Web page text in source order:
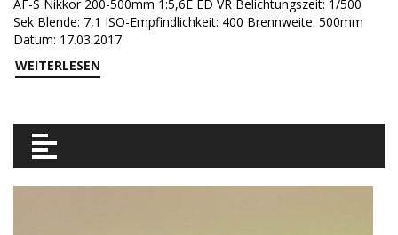
AF-S Nikkor 200-500mm 1:5,6E ED VR Belichtungszeit: 1/500
Sek Blende: 7,1 ISO-Empfindlichkeit: 400 Brennweite: 500mm
Datum: 17.03.2017
WEITERLESEN